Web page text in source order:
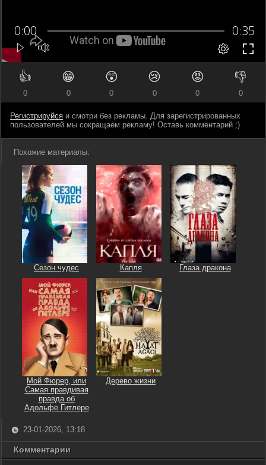
👍
0
😁
0
😲
0
😢
0
😡
0
👎
0
Регистрируйся и смотри без рекламы. Для зарегистрированных
пользователей мы сокращаем рекламу! Оставь комментарий ;)
Похожие материалы:
Сезон чудес Капля Глаза дракона
Мой Фюрер, или
Самая правдивая
правда об
Адольфе Гитлере
Дерево жизни
23-01-2026, 13:18
Комментарии